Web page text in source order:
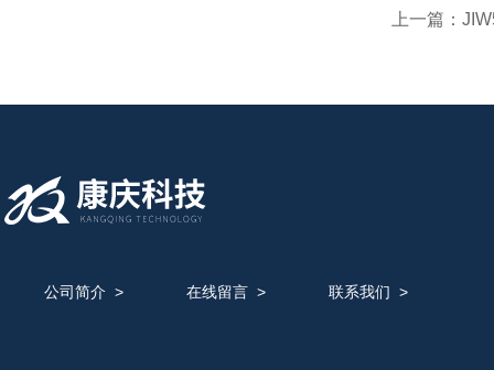
上一篇：
公司简介 > 在线留言> 联系我们 >